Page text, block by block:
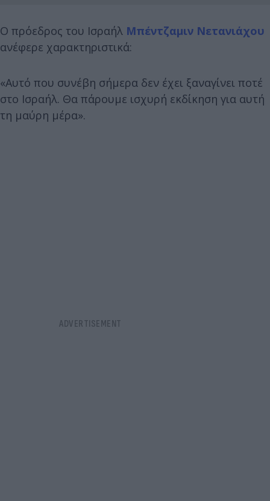
Ο πρόεδρος του Ισραήλ Μπέντζαμιν Νετανιάχου
ανέφερε χαρακτηριστικά:
«Αυτό που συνέβη σήμερα δεν έχει ξαναγίνει ποτέ
στο Ισραήλ. Θα πάρουμε ισχυρή εκδίκηση για αυτή
τη μαύρη μέρα».